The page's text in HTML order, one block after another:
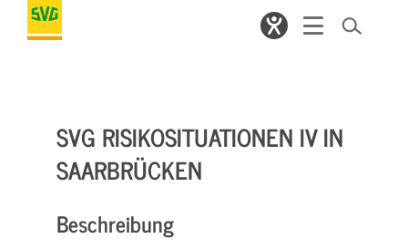
SVG RISIKOSITUATIONEN IV IN
SAARBRÜCKEN
Beschreibung